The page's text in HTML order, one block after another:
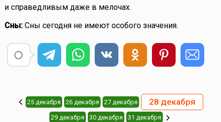
и справедливым даже в мелочах.
Сны:Сны сегодня не имеют особого значения.
25 декабря 26 декабря 27 декабря 28 декабря
29 декабря 30 декабря 31 декабря